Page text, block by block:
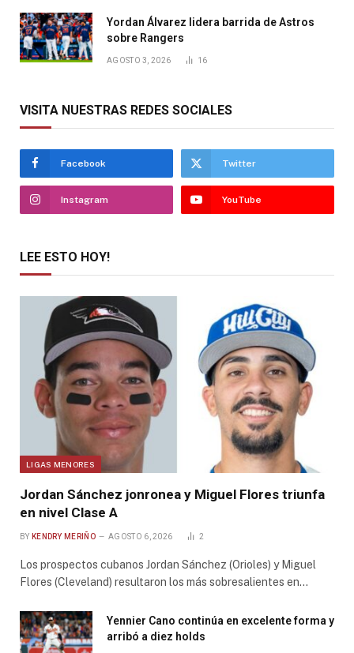
Yordan Álvarez lidera barrida de Astros
sobre Rangers
AGOSTO 3, 2026 16
VISITA NUESTRAS REDES SOCIALES
Facebook Twitter
Instagram YouTube
LEE ESTO HOY!
LIGAS MENORES
Jordan Sánchez jonronea y Miguel Flores triunfa
en nivel Clase A
BY KENDRY MERIÑO AGOSTO 6, 2026 2
Los prospectos cubanos Jordan Sánchez (Orioles) y Miguel
Flores (Cleveland) resultaron los más sobresalientes en…
Yennier Cano continúa en excelente forma y
arribó a diez holds